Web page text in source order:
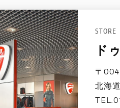
STORE
ド
〒
北海